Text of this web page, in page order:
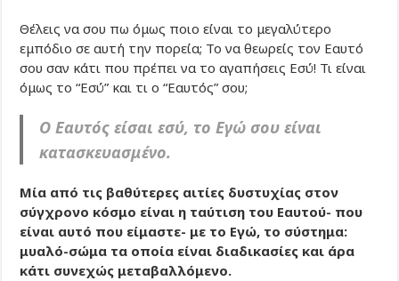
Θέλεις να σου πω όμως ποιο είναι το μεγαλύτερο
εμπόδιο σε αυτή την πορεία; Το να θεωρείς τον Εαυτό
σου σαν κάτι που πρέπει να το αγαπήσεις Εσύ! Τι είναι
όμως το “Εσύ” και τι ο “Εαυτός” σου;
Ο Εαυτός είσαι εσύ, το Εγώ σου είναι
κατασκευασμένο.
Μία από τις βαθύτερες αιτίες δυστυχίας στον
σύγχρονο κόσμο είναι η ταύτιση του Εαυτού- που
είναι αυτό που είμαστε- με το Εγώ, το σύστημα:
μυαλό-σώμα τα οποία είναι διαδικασίες και άρα
κάτι συνεχώς μεταβαλλόμενο.